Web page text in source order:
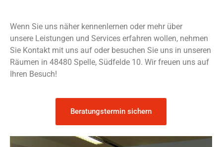
Wenn Sie uns näher kennenlernen oder mehr über
unsere Leistungen und Services erfahren wollen, nehmen
Sie Kontakt mit uns auf oder besuchen Sie uns in unseren
Räumen in 48480 Spelle, Südfelde 10. Wir freuen uns auf
Ihren Besuch!
Beratungstermin sichern